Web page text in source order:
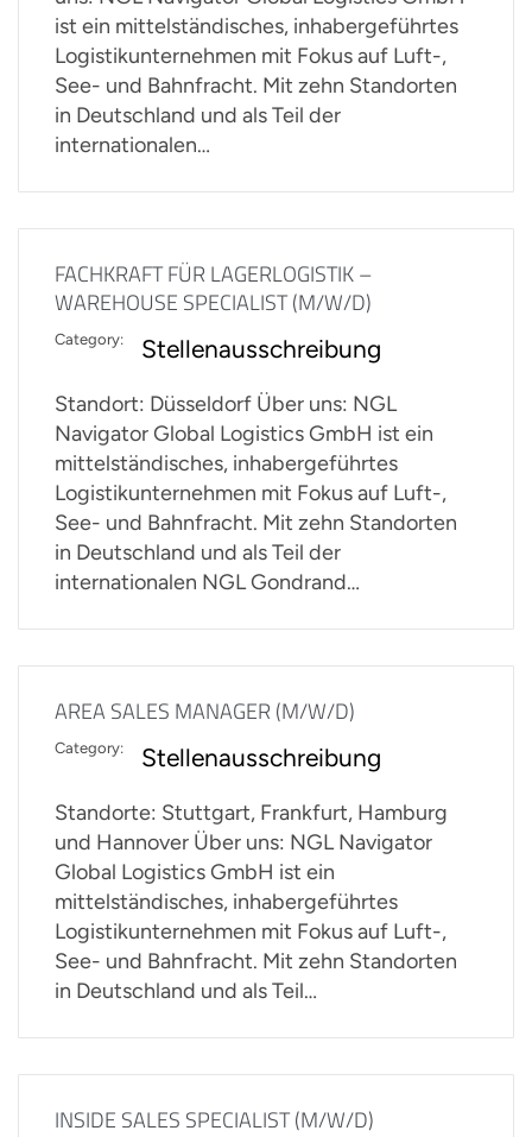
ist ein mittelständisches, inhabergeführtes
Logistikunternehmen mit Fokus auf Luft-,
See- und Bahnfracht. Mit zehn Standorten
in Deutschland und als Teil der
internationalen…
FACHKRAFT FÜR LAGERLOGISTIK –
WAREHOUSE SPECIALIST (M/W/D)
Category: Stellenausschreibung
Standort: Düsseldorf Über uns: NGL
Navigator Global Logistics GmbH ist ein
mittelständisches, inhabergeführtes
Logistikunternehmen mit Fokus auf Luft-,
See- und Bahnfracht. Mit zehn Standorten
in Deutschland und als Teil der
internationalen NGL Gondrand…
AREA SALES MANAGER (M/W/D)
Category: Stellenausschreibung
Standorte: Stuttgart, Frankfurt, Hamburg
und Hannover Über uns: NGL Navigator
Global Logistics GmbH ist ein
mittelständisches, inhabergeführtes
Logistikunternehmen mit Fokus auf Luft-,
See- und Bahnfracht. Mit zehn Standorten
in Deutschland und als Teil…
INSIDE SALES SPECIALIST (M/W/D)